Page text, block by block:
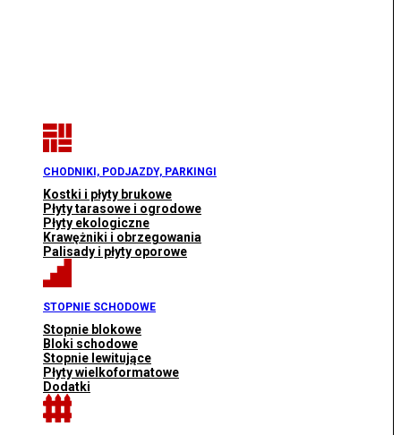
CHODNIKI, PODJAZDY, PARKINGI
Kostki i płyty brukowe
Płyty tarasowe i ogrodowe
Płyty ekologiczne
Krawężniki i obrzegowania
Palisady i płyty oporowe
STOPNIE SCHODOWE
Stopnie blokowe
Bloki schodowe
Stopnie lewitujące
Płyty wielkoformatowe
Dodatki